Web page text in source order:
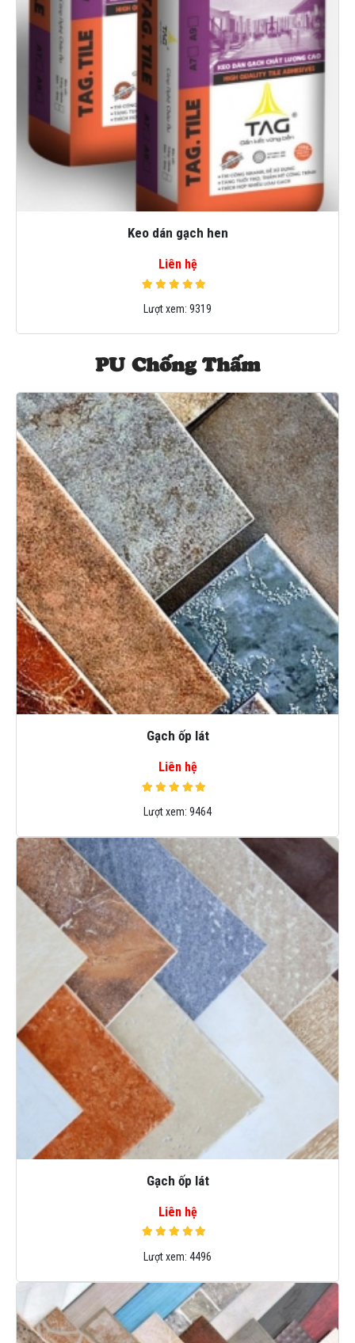
Keo dán gạch hen
Liên hệ
Lượt xem: 9319
PU Chống Thấm
Gạch ốp lát
Liên hệ
Lượt xem: 9464
Gạch ốp lát
Liên hệ
Lượt xem: 4496